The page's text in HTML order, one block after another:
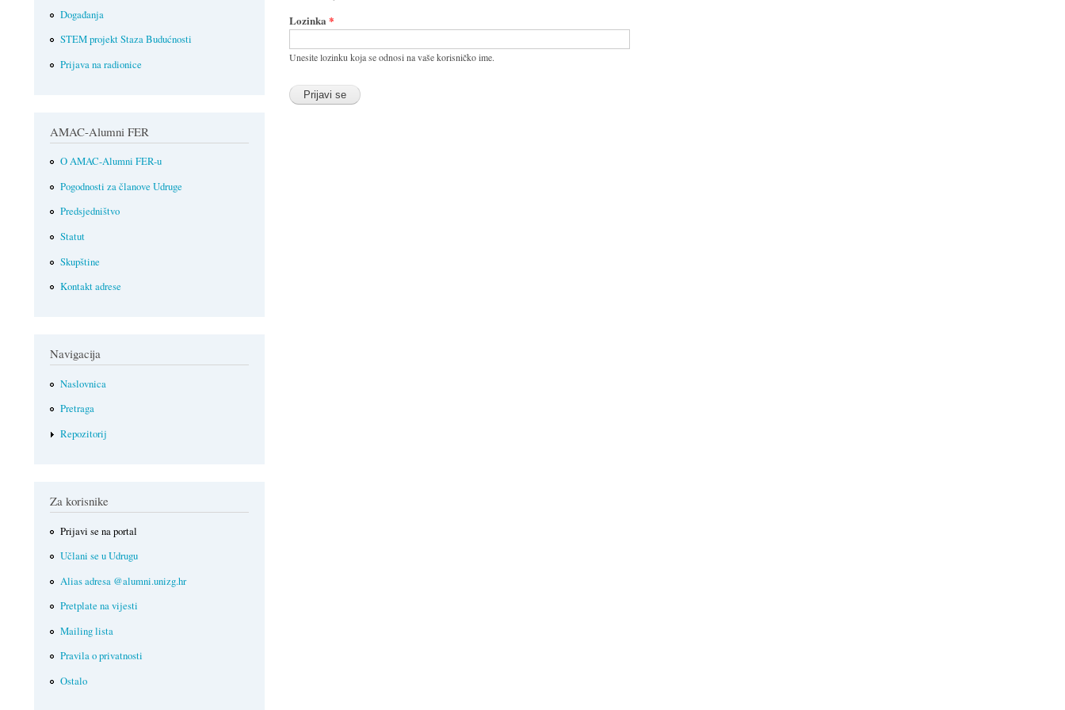
Lozinka *
Unesite lozinku koja se odnosi na vaše korisničko ime.
Događanja
STEM projekt Staza Budućnosti
Prijava na radionice
AMAC-Alumni FER
O AMAC-Alumni FER-u
Pogodnosti za članove Udruge
Predsjedništvo
Statut
Skupštine
Kontakt adrese
Navigacija
Naslovnica
Pretraga
Repozitorij
Za korisnike
Prijavi se na portal
Učlani se u Udrugu
Alias adresa @alumni.unizg.hr
Pretplate na vijesti
Mailing lista
Pravila o privatnosti
Ostalo